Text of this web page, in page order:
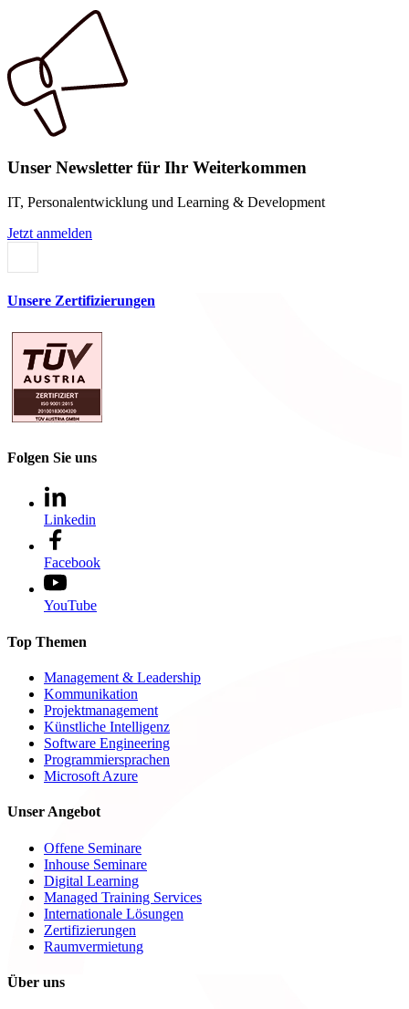
Unser Newsletter für Ihr Weiterkommen
IT, Personalentwicklung und Learning & Development
Jetzt anmelden
Unsere Zertifizierungen
Folgen Sie uns
Linkedin
Facebook
YouTube
Top Themen
Management & Leadership
Kommunikation
Projektmanagement
Künstliche Intelligenz
Software Engineering
Programmiersprachen
Microsoft Azure
Unser Angebot
Offene Seminare
Inhouse Seminare
Digital Learning
Managed Training Services
Internationale Lösungen
Zertifizierungen
Raumvermietung
Über uns